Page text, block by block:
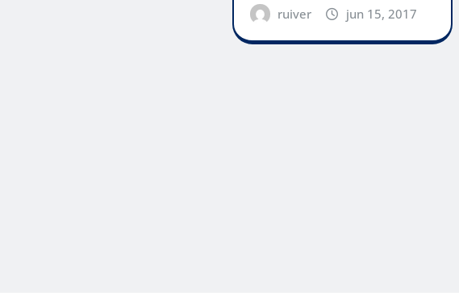
ruiver jun 15, 2017